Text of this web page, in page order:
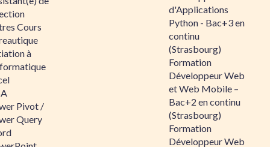
Cours
à
Pivot /
Query
d'Applications
Python - Bac+3 en
continu
(Strasbourg)
Formation
Développeur Web
et Web Mobile –
Bac+2 en continu
(Strasbourg)
Formation
Développeur Web